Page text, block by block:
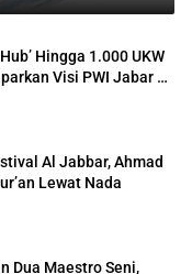
Hingga 1.000 UKW
Visi PWI Jabar di
Al Jabbar, Ahmad
Lewat Nada
Dua Maestro Seni,